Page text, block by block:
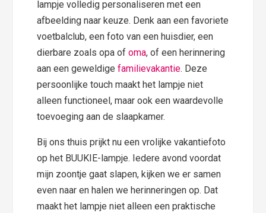
lampje volledig personaliseren met een
afbeelding naar keuze. Denk aan een favoriete
voetbalclub, een foto van een huisdier, een
dierbare zoals opa ofoma, of een herinnering
aan een geweldigefamilievakantie. Deze
persoonlijke touch maakt het lampje niet
alleen functioneel, maar ook een waardevolle
toevoeging aan de slaapkamer.
Bij ons thuis prijkt nu een vrolijke vakantiefoto
op het BUUKIE-lampje. Iedere avond voordat
mijn zoontje gaat slapen, kijken we er samen
even naar en halen we herinneringen op. Dat
maakt het lampje niet alleen een praktische